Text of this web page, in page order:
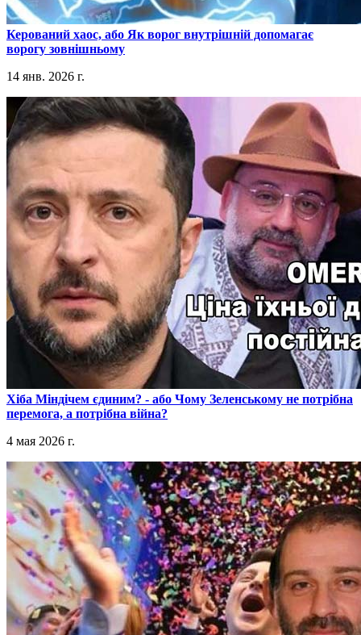
​Керований хаос, або Як ворог внутрішній допомагає
ворогу зовнішньому
14 янв. 2026 г.
​Хіба Міндічем єдиним? - або Чому Зеленському не потрібна
перемога, а потрібна війна?
4 мая 2026 г.